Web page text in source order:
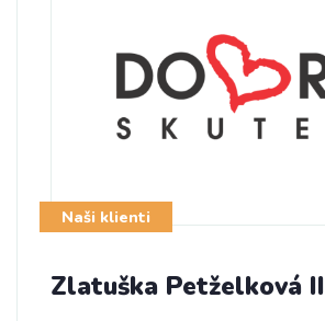
Naši klienti
Zlatuška Petželková II